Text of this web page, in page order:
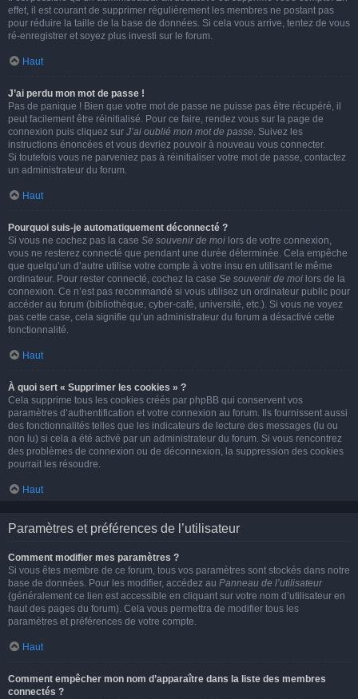
effet, il est courant de supprimer régulièrement les membres ne postant pas
pour réduire la taille de la base de données. Si cela vous arrive, tentez de vous
ré-enregistrer et soyez plus investi sur le forum.
Haut
J’ai perdu mon mot de passe !
Pas de panique ! Bien que votre mot de passe ne puisse pas être récupéré, il
peut facilement être réinitialisé. Pour ce faire, rendez vous sur la page de
connexion puis cliquez sur J’ai oublié mon mot de passe. Suivez les
instructions énoncées et vous devriez pouvoir à nouveau vous connecter.
Si toutefois vous ne parveniez pas à réinitialiser votre mot de passe, contactez
un administrateur du forum.
Haut
Pourquoi suis-je automatiquement déconnecté ?
Si vous ne cochez pas la case Se souvenir de moi lors de votre connexion,
vous ne resterez connecté que pendant une durée déterminée. Cela empêche
que quelqu’un d’autre utilise votre compte à votre insu en utilisant le même
ordinateur. Pour rester connecté, cochez la case Se souvenir de moi lors de la
connexion. Ce n’est pas recommandé si vous utilisez un ordinateur public pour
accéder au forum (bibliothèque, cyber-café, université, etc.). Si vous ne voyez
pas cette case, cela signifie qu’un administrateur du forum a désactivé cette
fonctionnalité.
Haut
À quoi sert « Supprimer les cookies » ?
Cela supprime tous les cookies créés par phpBB qui conservent vos
paramètres d’authentification et votre connexion au forum. Ils fournissent aussi
des fonctionnalités telles que les indicateurs de lecture des messages (lu ou
non lu) si cela a été activé par un administrateur du forum. Si vous rencontrez
des problèmes de connexion ou de déconnexion, la suppression des cookies
pourrait les résoudre.
Haut
Paramètres et préférences de l’utilisateur
Comment modifier mes paramètres ?
Si vous êtes membre de ce forum, tous vos paramètres sont stockés dans notre
base de données. Pour les modifier, accédez au Panneau de l’utilisateur
(généralement ce lien est accessible en cliquant sur votre nom d’utilisateur en
haut des pages du forum). Cela vous permettra de modifier tous les
paramètres et préférences de votre compte.
Haut
Comment empêcher mon nom d’apparaître dans la liste des membres
connectés ?